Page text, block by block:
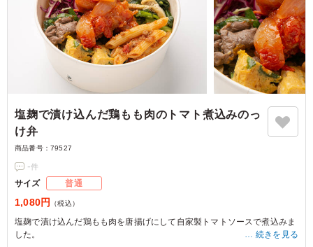
塩麹で漬け込んだ鶏もも肉のトマト煮込みのっ
け弁
商品番号： 79527
-件
サイズ 普通
1,080円 （税込）
塩麹で漬け込んだ鶏もも肉を唐揚げにして自家製トマトソースで煮込みま
した。
続きを見る